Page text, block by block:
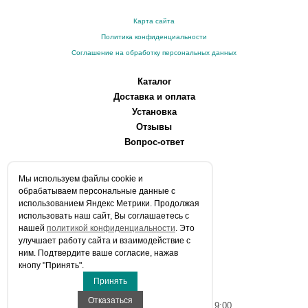
Карта сайта
Политика конфиденциальности
Соглашение на обработку персональных данных
Каталог
Доставка и оплата
Установка
Отзывы
Вопрос-ответ
Сервисные центры
Контакты
Статьи
Телефоны:
E-mail:info@aqua-stroi.ru
Время работы: Пн-Вс с 9:00 до 19:00
Мы используем файлы сookie и
обрабатываем персональные данные с
использованием Яндекс Метрики. Продолжая
использовать наш сайт, Вы соглашаетесь с
нашей политикой конфиденциальности. Это
улучшает работу сайта и взаимодействие с
ним. Подтвердите ваше согласие, нажав
кнопу "Принять".
Принять
Отказаться